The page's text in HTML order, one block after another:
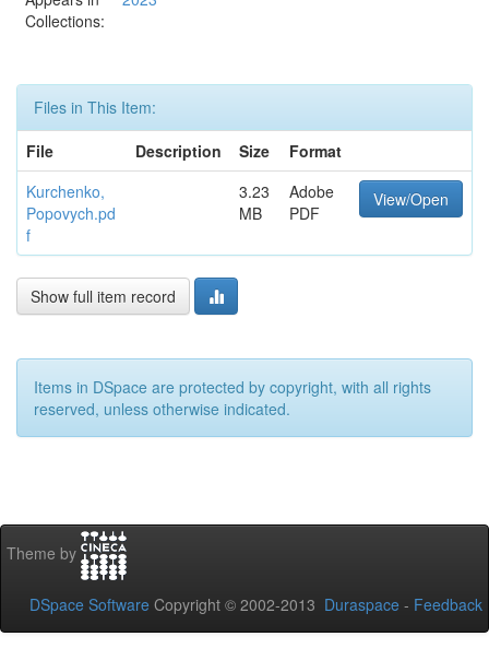
Collections:
Files in This Item:
File
Description Size
Format
Kurchenko,
Popovych.pd
f
3.23
MB
Adobe
PDF
View/Open
Show full item record
Items in DSpace are protected by copyright, with all rights
reserved, unless otherwise indicated.
Theme by
DSpace Software Copyright © 2002-2013 Duraspace - Feedback